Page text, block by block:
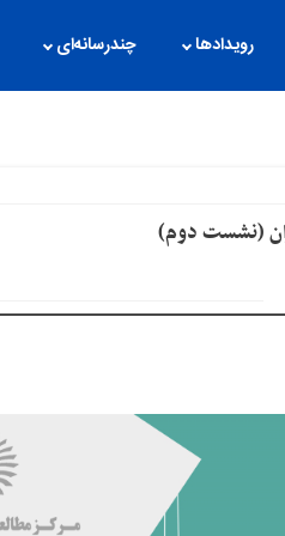
رویدادها چندرسانه‌ای
(نشست دوم)